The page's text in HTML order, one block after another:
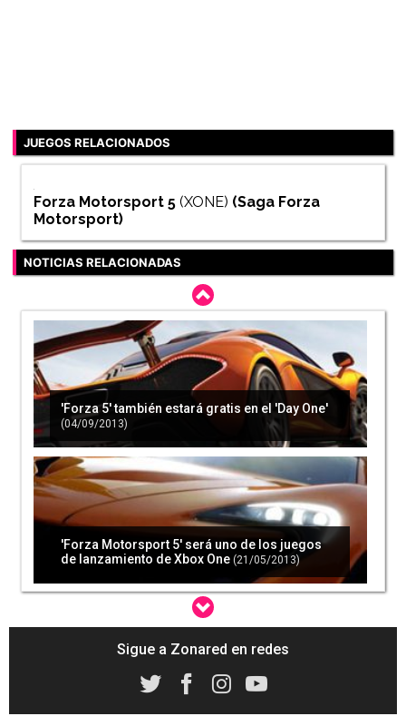
JUEGOS RELACIONADOS
Forza Motorsport 5 (XONE) (Saga Forza
Motorsport)
NOTICIAS RELACIONADAS
'Forza 5' también estará gratis en el 'Day One'
(04/09/2013)
'Forza Motorsport 5' será uno de los juegos
de lanzamiento de Xbox One (21/05/2013)
'Forza 5' requerirá una conexión inicial para
descargar contenidos
(17/07/2013)
Sigue a Zonared en redes